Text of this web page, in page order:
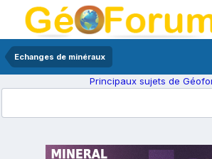
Echanges de minéraux
Principaux sujets de